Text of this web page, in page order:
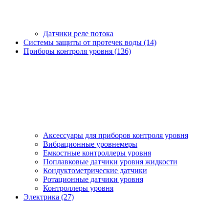
Датчики реле потока
Системы защиты от протечек воды (14)
Приборы контроля уровня (136)
Аксессуары для приборов контроля уровня
Вибрационные уровнемеры
Емкостные контроллеры уровня
Поплавковые датчики уровня жидкости
Кондуктометрические датчики
Ротационные датчики уровня
Контроллеры уровня
Электрика (27)